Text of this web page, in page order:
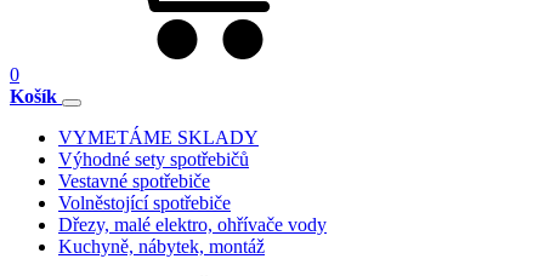
0
Košík
VYMETÁME SKLADY
Výhodné sety spotřebičů
Vestavné spotřebiče
Volněstojící spotřebiče
Dřezy, malé elektro, ohřívače vody
Kuchyně, nábytek, montáž